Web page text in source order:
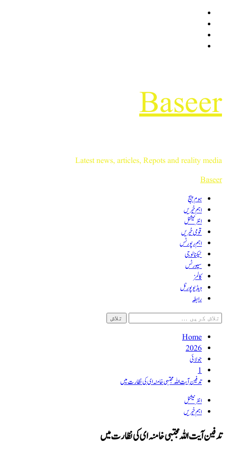
Baseer
Latest news, articles, Repots and reality media
Baseer
ہوم پیج
اہم خبریں
انٹرنیشنل
قومی خبریں
اہم رپورٹس
ٹیکنالوجی
سپورٹس
کالمز
ویڈیو پورٹل
رابطہ
Home
2026
جولائی
1
تدفین آیت اللہ مجتبی خامنہ ای کی نظارت میں
انٹرنیشنل
اہم خبریں
تدفین آیت اللہ مجتبی خامنہ ای کی نظارت میں